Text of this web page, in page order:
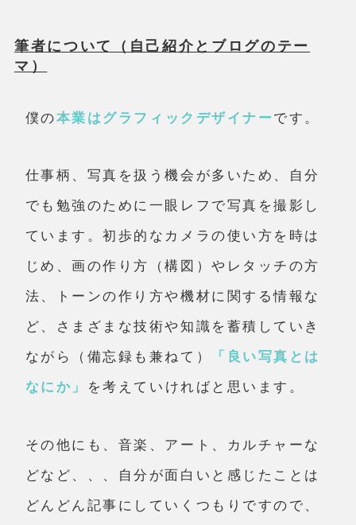
筆者について（自己紹介とブログのテー
マ）
僕の本業はグラフィックデザイナー です。
仕事柄、写真を扱う機会が多いため、自分
でも勉強のために一眼レフで写真を撮影し
ています。初歩的なカメラの使い方を時は
じめ、画の作り方（構図）やレタッチの方
法、トーンの作り方や機材に関する情報な
ど、さまざまな技術や知識を蓄積していき
ながら（備忘録も兼ねて）
「良い写真とは
なにか」
を考えていければと思います。
その他にも、音楽、アート、カルチャーな
どなど、、、自分が面白いと感じたことは
どんどん記事にしていくつもりですので、